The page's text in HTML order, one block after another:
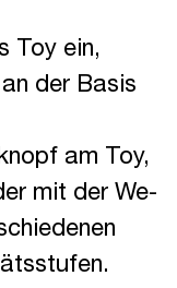
Toy ein,
der Basis
am Toy,
mit der We-